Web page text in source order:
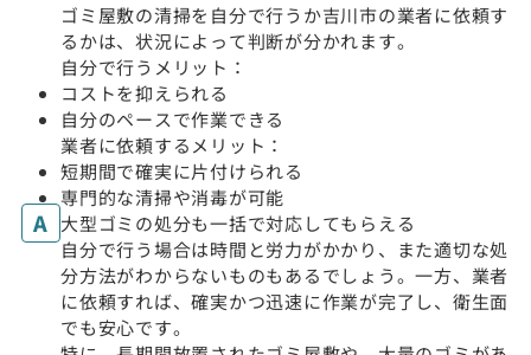
ゴミ屋敷の清掃を自分で行うか吉川市の業者に依頼す
るかは、状況によって判断が分かれます。
自分で行うメリット：
コストを抑えられる
自分のペースで作業できる
業者に依頼するメリット：
短期間で確実に片付けられる
専門的な清掃や消毒が可能
大型ゴミの処分も一括で対応してもらえる
自分で行う場合は時間と労力がかかり、また適切な処
分方法がわからないものもあるでしょう。一方、業者
に依頼すれば、確実かつ迅速に作業が完了し、衛生面
でも安心です。